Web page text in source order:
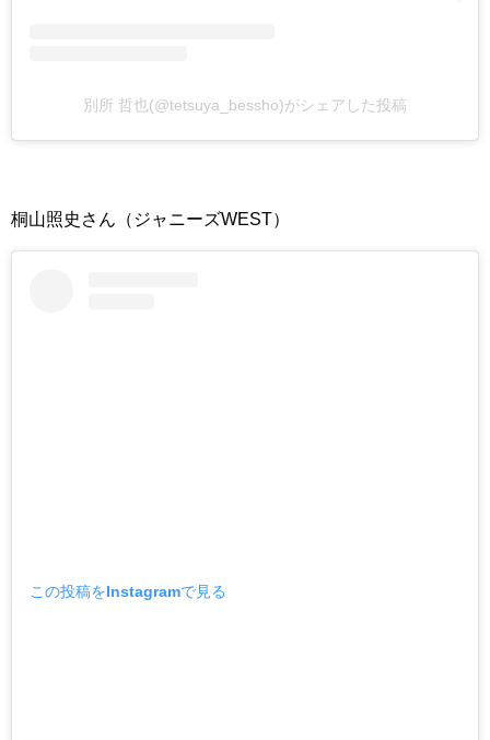
別所 哲也(@tetsuya_bessho)がシェアした投稿
桐山照史さん（ジャニーズWEST）
この投稿をInstagramで見る